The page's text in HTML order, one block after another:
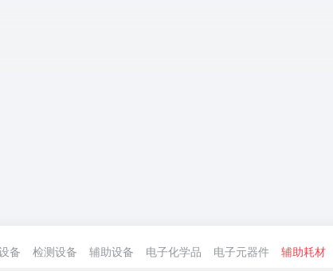
备 检测设备 辅助设备 电子化学品 电子元器件 辅助耗材